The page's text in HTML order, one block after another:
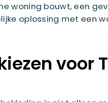
woning bouwt, een
oplossing met een
voor